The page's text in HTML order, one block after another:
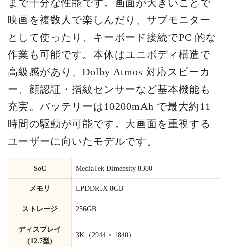
まで十分な性能です。画面が大きいことで
映画を複数人で楽しんだり、サブモニター
として使ったり、キーボード接続でPC 的な
作業も可能です。本体はユニボディ構造で
高級感があり、Dolby Atmos 対応スピーカ
ー、顔認証・指紋センサーなど基本機能も
充実。バッテリーは10200mAh で最大約11
時間の駆動が可能です。大画面を重視する
ユーザーに向いたモデルです。
SoC MediaTek Dimensity 8300
メモリ LPDDR5X 8GB
ストレージ 256GB
ディスプレイ
(12.7型)
3K（2944 × 1840）